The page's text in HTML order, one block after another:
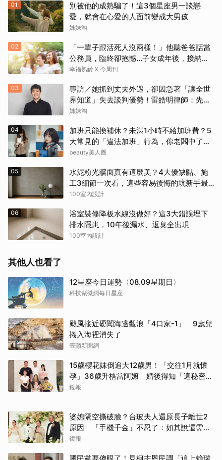
01
別被他的成熟騙了！這3個星座男一談戀
愛，就會在心愛的人面前變成大男孩
姊妹淘
02
「一輩子跟活死人沒兩樣！」他聽爸爸話當
公務員，臨終卻抱憾…子女成年後，接納與
欣賞就夠了
幸福熟齡 X 今周刊
03
專訪／她抓到丈夫外遇，卻因急著「讓全世
界知道」失去談判優勢！雷皓明律師：先守
住證據，才有選擇
姊妹淘
04
加班只能換補休？未滿1小時不給加班費？5
大常見的「違法加班」行為，你老闆中了幾
項？
beauty美人圈
05
水泥粉光牆面真有這麼美？4大優缺點、施
工3細節一次看，這些容易後悔的坑新手最
常踩
100室內設計
06
浴室裝修降板水線沒做好？這3大錯誤埋下
排水隱患，10年後漏水、返臭全出現
100室內設計
其他人也看了
12星座今日運勢〈08.09星期日〉
科技紫微網每日星座
颱風接近硬闖海邊觀浪「4口家-1」 9歲兒
捲入海裡消失了
壹蘋新聞網
15歲櫻花妹倒追大12歲男！「交往1月就懷
孕」36歲升格當阿嬤 婚後得知「這秘密」
傻眼了
鏡報
婆媳隔空撕破臉？台玻夫人還原長子離世2
原因 「手機千金」不忍了：如其說還需要
離開嗎？
鏡報
取消